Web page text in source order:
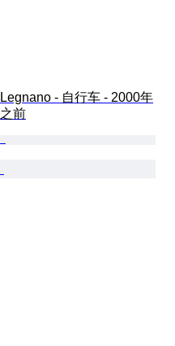
Legnano - 自行车 - 2000年
之前